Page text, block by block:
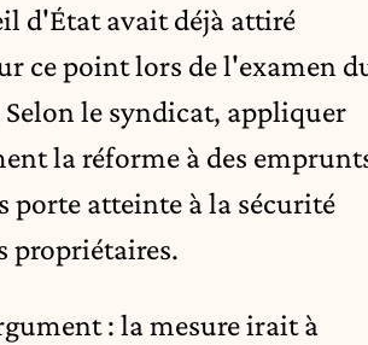
d'État avait déjà attiré
ce point lors de l'examen
le syndicat, appliquer
la réforme à des
porte atteinte à la sécurité
propriétaires.
: la mesure irait à